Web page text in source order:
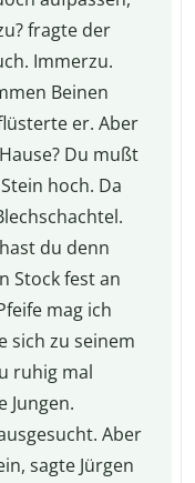
fragte der
Immerzu.
Beinen
er. Aber
Du mußt
hoch. Da
du denn
Stock fest an
mag ich
sich zu seinem
ruhig mal
Jungen.
Aber
sagte Jürgen